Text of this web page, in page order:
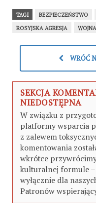
TAGI BEZPIECZEŃSTWO
ROSYJSKA AGRESJA
WOJNA
WRÓĆ
SEKCJA
NIEDOSTĘPNA
W związku z
platformy wsparcia
z zalewem
komentowania
wkrótce
kulturalnej formule
wyłącznie dla
Patronów